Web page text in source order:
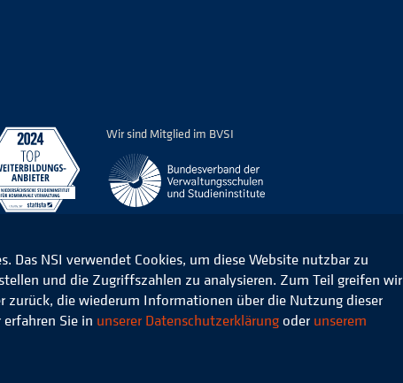
Wir sind Mitglied im BVSI
für kommunale Verwaltung e.V. Datenschutz
Das NSI verwendet Cookies, um diese Website nutzbar zu
und die Zugriffszahlen zu analysieren. Zum Teil greifen wir
zurück, die wiederum Informationen über die Nutzung dieser
Sie in unserer Datenschutzerklärung oder unserem